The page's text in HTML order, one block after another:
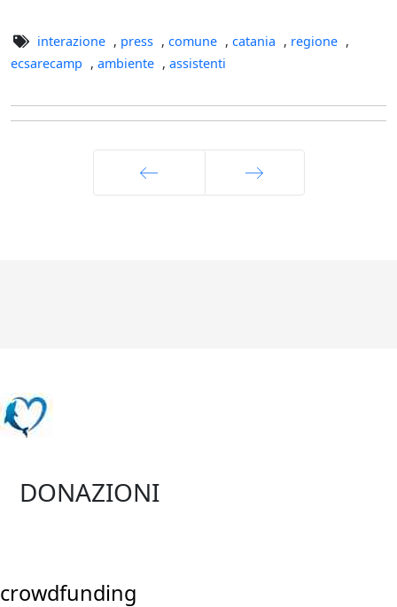
interazione , press , comune , catania , regione ,
ecsarecamp , ambiente , assistenti
DONAZIONI
crowdfunding